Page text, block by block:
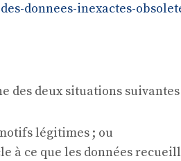
donnees-inexactes-
des deux situations
légitimes ; ou
à ce que les données